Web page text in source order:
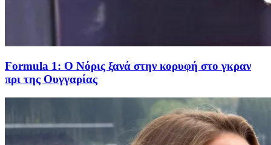
Formula 1: O Νόρις ξανά στην κορυφή στο γκραν
πρι της Ουγγαρίας